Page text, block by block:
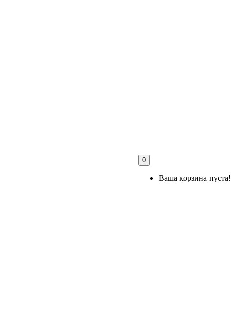
0
Ваша корзина пуста!